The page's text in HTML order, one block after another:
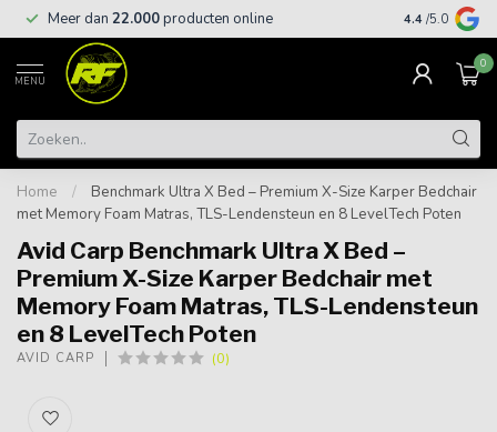
Meer dan 22.000producten online Gratis
4.4 /5.0
MENU
0
Home /
Benchmark Ultra X Bed – Premium X-Size Karper Bedchair
met Memory Foam Matras, TLS-Lendensteun en 8 LevelTech Poten
Avid Carp Benchmark Ultra X Bed –
Premium X-Size Karper Bedchair met
Memory Foam Matras, TLS-Lendensteun
en 8 LevelTech Poten
AVID CARP (0)